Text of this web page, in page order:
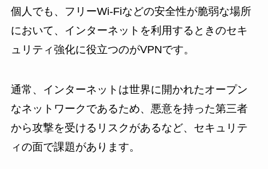
個人でも、フリーWi-Fiなどの安全性が脆弱な場所
において、インターネットを利用するときのセキ
ュリティ強化に役立つのがVPNです。
通常、インターネットは世界に開かれたオープン
なネットワークであるため、悪意を持った第三者
から攻撃を受けるリスクがあるなど、セキュリテ
ィの面で課題があります。